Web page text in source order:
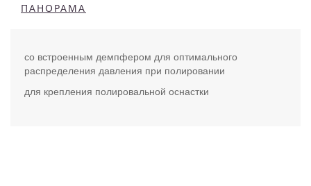
ПАНОРАМА
со встроенным демпфером для оптимального
распределения давления при полировании
для крепления полировальной оснастки